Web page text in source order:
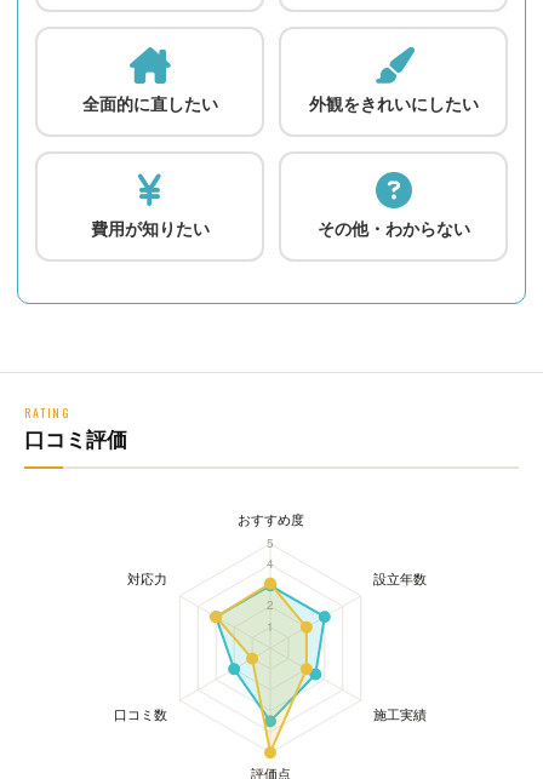
全面的に直したい 外観をきれいにしたい
費用が知りたい その他・わからない
RATING
口コミ評価